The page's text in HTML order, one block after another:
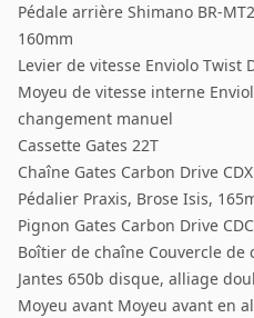
Pédale arrière Shimano BR-
160mm
Levier de vitesse Enviolo Twist
Moyeu de vitesse interne
changement manuel
Cassette Gates 22T
Chaîne Gates Carbon Drive
Pédalier Praxis, Brose Isis,
Pignon Gates Carbon Drive
Boîtier de chaîne Couvercle de
Jantes 650b disque, alliage
Moyeu avant Moyeu avant en